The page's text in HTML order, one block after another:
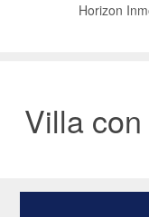
Horizon
Villa